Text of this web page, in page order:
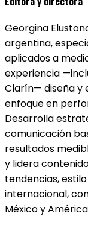
Georgina
argentina,
aplicados a
experiencia
Clarín— diseña y
enfoque en
Desarrolla
comunicación
resultados
y lidera
tendencias,
internacional,
México y